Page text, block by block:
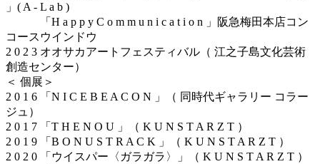
」( A - L a b )
「H a p p y C o m m u n i c a t i o n 」阪急梅田本店コン
コースウインドウ
2 0 2 3 オオサカアートフェスティバル（ 江之子島文化芸術
創造センター）
＜ 個展＞
2 0 1 6 「N I C E B E A C O N 」（ 同時代ギャラリー コラー
ジュ）
2 0 1 7 「T H E N O U 」（ K U N S T A R Z T ）
2 0 1 9 「B O N U S T R A C K 」（ K U N S T A R Z T ）
2 0 2 0 「ウイスパー〈ガラガラ〉」（ K U N S T A R Z T ）